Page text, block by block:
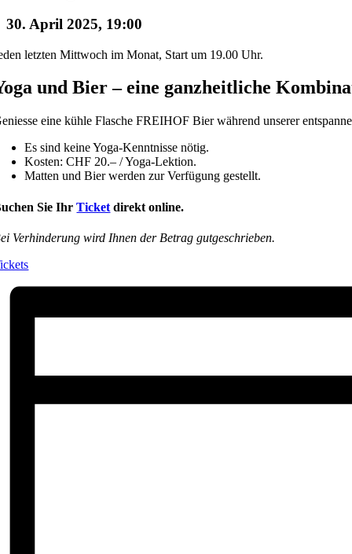
30. April 2025, 19:00
letzten Mittwoch im Monat, Start um 19.00 Uhr.
und Bier – eine ganzheitliche
eine kühle Flasche FREIHOF Bier während unserer
Es sind keine Yoga-Kenntnisse nötig.
Kosten: CHF 20.– / Yoga-Lektion.
Matten und Bier werden zur Verfügung gestellt.
Sie IhrTicket direkt online.
Verhinderung wird Ihnen der Betrag gutgeschrieben.